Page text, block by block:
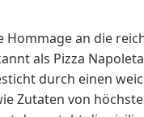
Hommage an die
als Pizza
durch einen
Zutaten von